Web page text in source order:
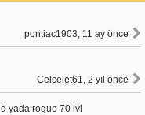
pontiac1903, 11 ay önce
Celcelet61, 2 yıl önce
yada rogue 70 lvl